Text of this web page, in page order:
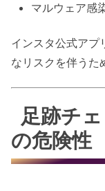
マルウェア感
インスタ公式アプ
なリスクを伴うた
足跡チ
の危険性